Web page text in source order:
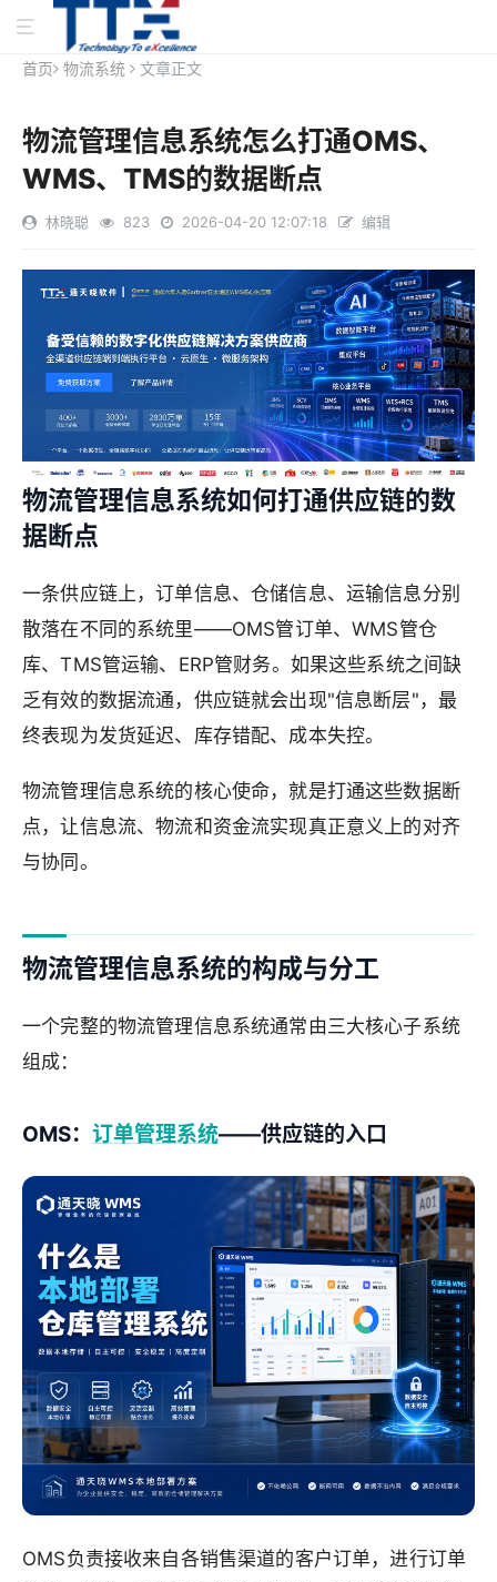
首页 物流系统 文章正文
物流管理信息系统怎么打通OMS、
WMS、TMS的数据断点
林晓聪 823 2026-04-20 12:07:18 编辑
物流管理信息系统如何打通供应链的数
据断点
一条供应链上，订单信息、仓储信息、运输信息分别
散落在不同的系统里——OMS管订单、WMS管仓
库、TMS管运输、ERP管财务。如果这些系统之间缺
乏有效的数据流通，供应链就会出现"信息断层"，最
终表现为发货延迟、库存错配、成本失控。
物流管理信息系统的核心使命，就是打通这些数据断
点，让信息流、物流和资金流实现真正意义上的对齐
与协同。
物流管理信息系统的构成与分工
一个完整的物流管理信息系统通常由三大核心子系统
组成：
OMS： 订单管理系统——供应链的入口
OMS负责接收来自各销售渠道的客户订单，进行订单